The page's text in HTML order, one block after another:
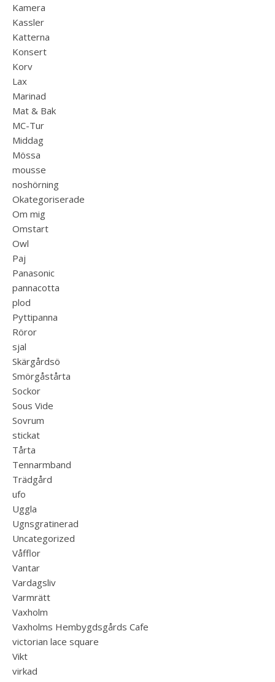
Kamera
Kassler
Katterna
Konsert
Korv
Lax
Marinad
Mat & Bak
MC-Tur
Middag
Mössa
mousse
noshörning
Okategoriserade
Om mig
Omstart
Owl
Paj
Panasonic
pannacotta
plod
Pyttipanna
Röror
sjal
Skärgårdsö
Smörgåstårta
Sockor
Sous Vide
Sovrum
stickat
Tårta
Tennarmband
Trädgård
ufo
Uggla
Ugnsgratinerad
Uncategorized
Våfflor
Vantar
Vardagsliv
Varmrätt
Vaxholm
Vaxholms Hembygdsgårds Cafe
victorian lace square
Vikt
virkad